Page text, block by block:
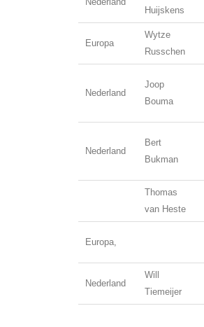
Huijskens
Europa
Wytze
Russchen
Nederland
Joop
Bouma
Nederland
Bert
Bukman
Thomas
van Heste
Europa,
Nederland
Will
Tiemeijer